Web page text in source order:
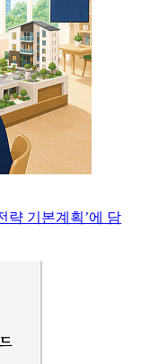
략 기본계획’에 담